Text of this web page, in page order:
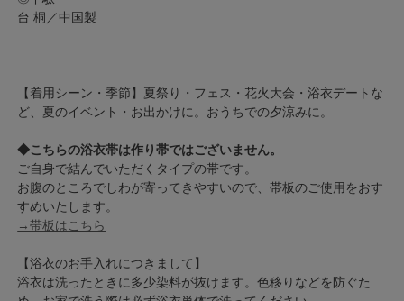
台 桐／中国製
【着用シーン・季節】夏祭り・フェス・花火大会・浴衣デートな
ど、夏のイベント・お出かけに。おうちでの夕涼みに。
◆こちらの浴衣帯は作り帯ではございません。
ご自身で結んでいただくタイプの帯です。
お腹のところでしわが寄ってきやすいので、帯板のご使用をおす
すめいたします。
→帯板はこちら
【浴衣のお手入れにつきまして】
浴衣は洗ったときに多少染料が抜けます。色移りなどを防ぐた